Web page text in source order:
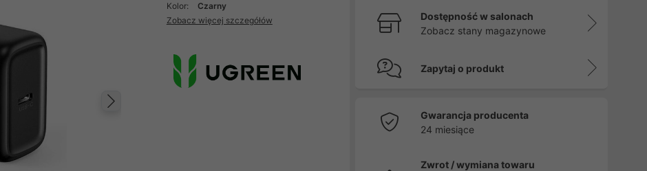
Kolor:
Czarny
Zobacz więcej szczegółów
Dostępność w salonach
Zobacz stany magazynowe
Zapytaj o produkt
Gwarancja producenta
24 miesiące
Zwrot / wymiana towaru